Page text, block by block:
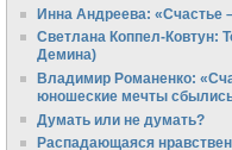
Инна Андреева: «Счастье
Светлана Коппел-Ковтун:
Демина)
Владимир Романенко:
юношеские мечты
Думать или не думать?
Распадающаяся